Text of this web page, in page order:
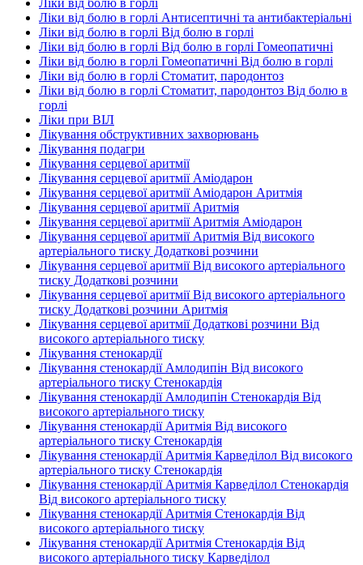
Ліки від болю в горлі Антисептичні та антибактеріальні
Ліки від болю в горлі Від болю в горлі
Ліки від болю в горлі Від болю в горлі Гомеопатичні
Ліки від болю в горлі Гомеопатичні Від болю в горлі
Ліки від болю в горлі Стоматит, пародонтоз
Ліки від болю в горлі Стоматит, пародонтоз Від болю в
горлі
Ліки при ВІЛ
Лікування обструктивних захворювань
Лікування подагри
Лікування серцевої аритмії
Лікування серцевої аритмії Аміодарон
Лікування серцевої аритмії Аміодарон Аритмія
Лікування серцевої аритмії Аритмія
Лікування серцевої аритмії Аритмія Аміодарон
Лікування серцевої аритмії Аритмія Від високого
артеріального тиску Додаткові розчини
Лікування серцевої аритмії Від високого артеріального
тиску Додаткові розчини
Лікування серцевої аритмії Від високого артеріального
тиску Додаткові розчини Аритмія
Лікування серцевої аритмії Додаткові розчини Від
високого артеріального тиску
Лікування стенокардії
Лікування стенокардії Амлодипін Від високого
артеріального тиску Стенокардія
Лікування стенокардії Амлодипін Стенокардія Від
високого артеріального тиску
Лікування стенокардії Аритмія Від високого
артеріального тиску Стенокардія
Лікування стенокардії Аритмія Карведілол Від високого
артеріального тиску Стенокардія
Лікування стенокардії Аритмія Карведілол Стенокардія
Від високого артеріального тиску
Лікування стенокардії Аритмія Стенокардія Від
високого артеріального тиску
Лікування стенокардії Аритмія Стенокардія Від
високого артеріального тиску Карведілол